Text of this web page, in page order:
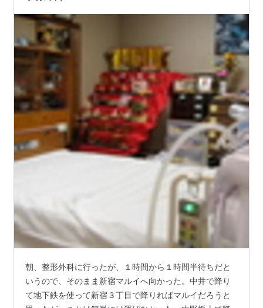
朝、整形外科に行ったが、１時間から１時間半待ちだと
いうので、そのまま新宿マルイへ向かった。中井で降り
て地下鉄を使って新宿３丁目で降りればマルイだろうと